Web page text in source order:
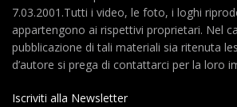
7.03.2001.Tutti i video, le foto, i loghi
appartengono ai rispettivi proprietari. Nel
pubblicazione di tali materiali sia ritenuta
d’autore si prega di contattarci per la loro
Iscriviti alla Newsletter